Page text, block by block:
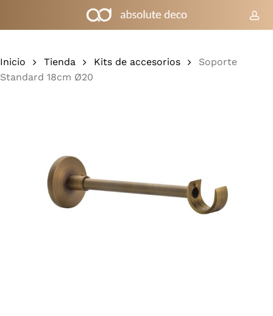
Carrito Cerrar
Inicio Tienda Kits de accesorios
Soporte
Standard 18cm Ø20